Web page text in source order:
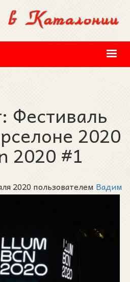
Фестиваль
2020
2020 #1
2020 пользователем Вадим